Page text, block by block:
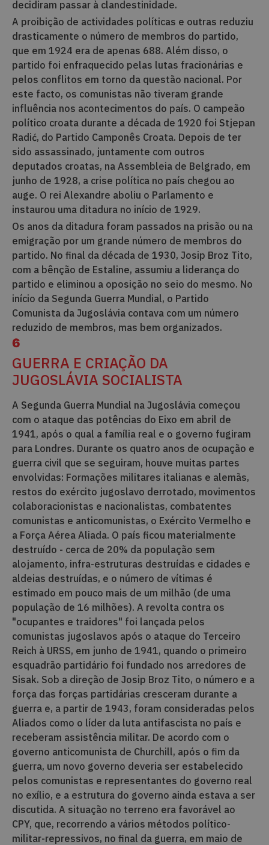
decidiram passar à clandestinidade.
A proibição de actividades políticas e outras reduziu
drasticamente o número de membros do partido,
que em 1924 era de apenas 688. Além disso, o
partido foi enfraquecido pelas lutas fracionárias e
pelos conflitos em torno da questão nacional. Por
este facto, os comunistas não tiveram grande
influência nos acontecimentos do país. O campeão
político croata durante a década de 1920 foi Stjepan
Radić, do Partido Camponês Croata. Depois de ter
sido assassinado, juntamente com outros
deputados croatas, na Assembleia de Belgrado, em
junho de 1928, a crise política no país chegou ao
auge. O rei Alexandre aboliu o Parlamento e
instaurou uma ditadura no início de 1929.
Os anos da ditadura foram passados na prisão ou na
emigração por um grande número de membros do
partido. No final da década de 1930, Josip Broz Tito,
com a bênção de Estaline, assumiu a liderança do
partido e eliminou a oposição no seio do mesmo. No
início da Segunda Guerra Mundial, o Partido
Comunista da Jugoslávia contava com um número
reduzido de membros, mas bem organizados.
6
GUERRA E CRIAÇÃO DA
JUGOSLÁVIA SOCIALISTA
A Segunda Guerra Mundial na Jugoslávia começou
com o ataque das potências do Eixo em abril de
1941, após o qual a família real e o governo fugiram
para Londres. Durante os quatro anos de ocupação e
guerra civil que se seguiram, houve muitas partes
envolvidas: Formações militares italianas e alemãs,
restos do exército jugoslavo derrotado, movimentos
colaboracionistas e nacionalistas, combatentes
comunistas e anticomunistas, o Exército Vermelho e
a Força Aérea Aliada. O país ficou materialmente
destruído - cerca de 20% da população sem
alojamento, infra-estruturas destruídas e cidades e
aldeias destruídas, e o número de vítimas é
estimado em pouco mais de um milhão (de uma
população de 16 milhões). A revolta contra os
"ocupantes e traidores" foi lançada pelos
comunistas jugoslavos após o ataque do Terceiro
Reich à URSS, em junho de 1941, quando o primeiro
esquadrão partidário foi fundado nos arredores de
Sisak. Sob a direção de Josip Broz Tito, o número e a
força das forças partidárias cresceram durante a
guerra e, a partir de 1943, foram consideradas pelos
Aliados como o líder da luta antifascista no país e
receberam assistência militar. De acordo com o
governo anticomunista de Churchill, após o fim da
guerra, um novo governo deveria ser estabelecido
pelos comunistas e representantes do governo real
no exílio, e a estrutura do governo ainda estava a ser
discutida. A situação no terreno era favorável ao
CPY, que, recorrendo a vários métodos político-
militar-repressivos, no final da guerra, em maio de